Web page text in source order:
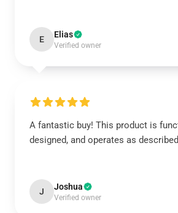
E Elias
Verified owner
A fantastic buy! This product is
designed, and operates as
J Joshua
Verified owner